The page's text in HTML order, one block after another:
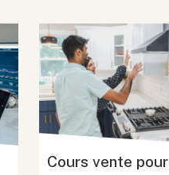
Cours vente pour